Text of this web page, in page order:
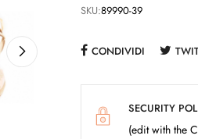
SKU:89990-39
CONDIVIDI
SECURITY
(edit with the